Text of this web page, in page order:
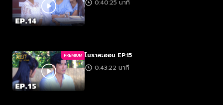
0:40:25 นาที
PREMIUM โนราสะออน EP.15
0:43:22 นาที